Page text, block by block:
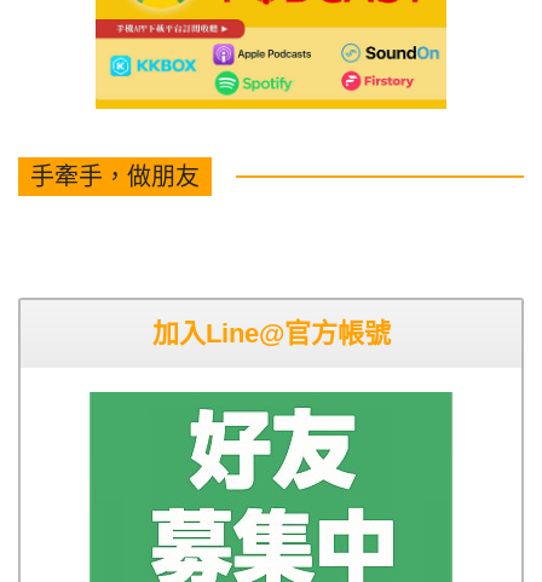
手牽手，做朋友
加入Line@官方帳號